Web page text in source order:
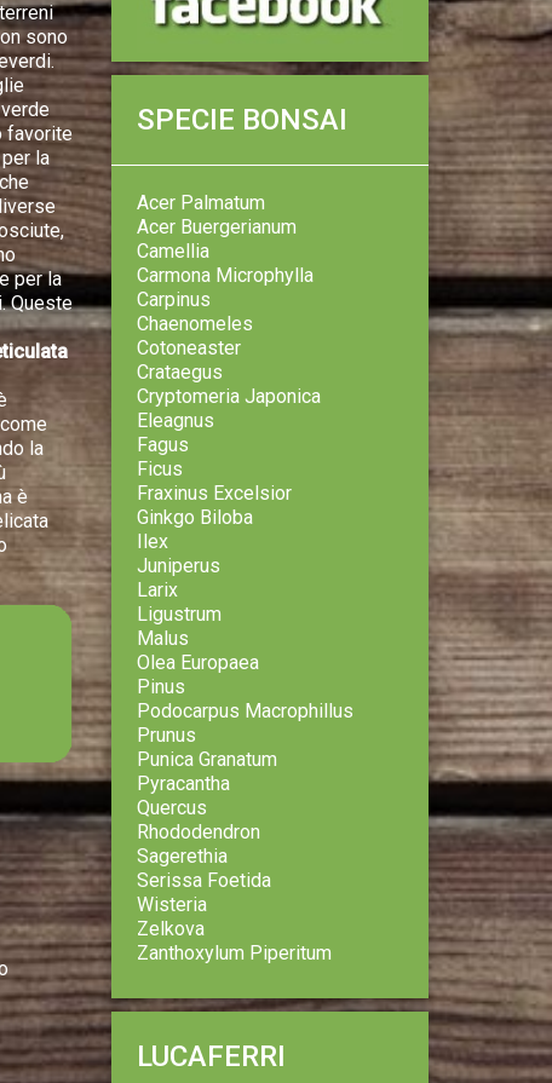
sono
favorite
la
per la
Queste
la
è
SPECIE BONSAI
Acer Palmatum
Acer Buergerianum
Camellia
Carmona Microphylla
Carpinus
Chaenomeles
Cotoneaster
Crataegus
Cryptomeria Japonica
Eleagnus
Fagus
Ficus
Fraxinus Excelsior
Ginkgo Biloba
Ilex
Juniperus
Larix
Ligustrum
Malus
Olea Europaea
Pinus
Podocarpus Macrophillus
Prunus
Punica Granatum
Pyracantha
Quercus
Rhododendron
Sagerethia
Serissa Foetida
Wisteria
Zelkova
Zanthoxylum Piperitum
LUCAFERRI